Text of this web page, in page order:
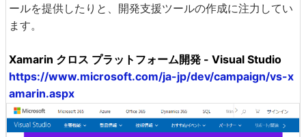
ールを提供したりと、開発支援ツールの作成に注力してい
ます。
Xamarin クロス プラットフォーム開発 - Visual Studio
https://www.microsoft.com/ja-jp/dev/campaign/vs-x
amarin.aspx